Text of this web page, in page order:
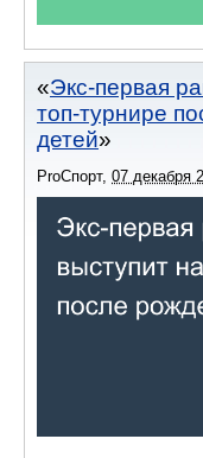
Экс-первая
топ-турнире
детей
ProСпорт, 07 декабря